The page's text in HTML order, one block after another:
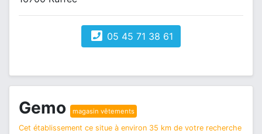
05 45 71 38 61
Gemo magasin vêtements
Cet établissement ce situe à environ 35 km de votre recherche